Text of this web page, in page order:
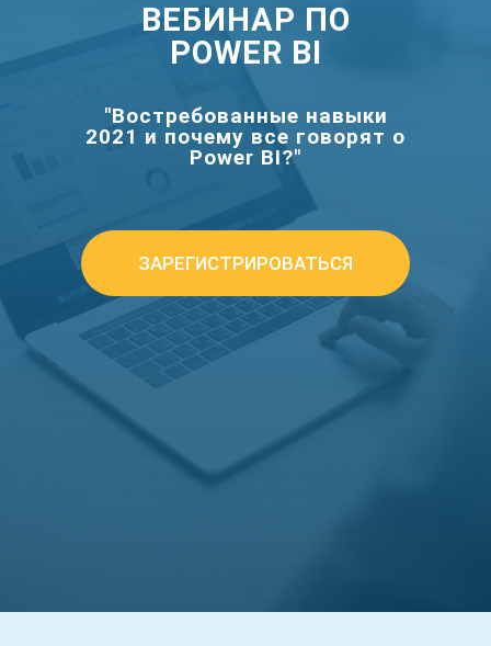
ЗАРЕГИСТРИРОВАТЬСЯ
ВЕБИНАР ПО
POWER BI
"Востребованные навыки
2021 и почему все говорят о
Power BI?"